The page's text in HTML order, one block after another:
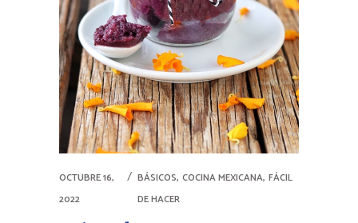
OCTUBRE 16,
2022
BÁSICOS, COCINA MEXICANA, FÁCIL
DE HACER